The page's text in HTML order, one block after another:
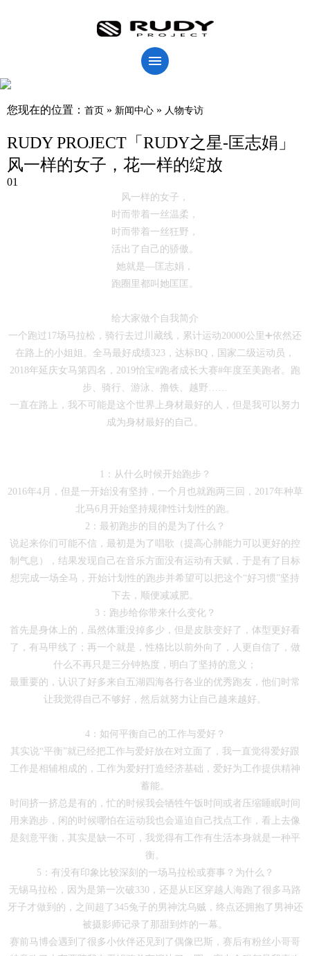
您现在的位置： 首页 » 新闻中心 » 人物专访
RUDY PROJECT「RUDY之星-匡志娟」
风一样的女子，花一样的绽放
01
风一样的女子，
时而带着一丝温柔，
时而带着一丝狂野，
活出了自己的骄傲。
她就是—匡志娟，
跑圈里都叫她匡匡。
给大家做个自我简介
一个跑过17场马拉松，骑行去过川藏线，累计运动20000公里➕依然还
在路上的小姐姐。全马最好成绩323，达标BQ，国家二级运动员，
2018年延庆女马第四名，2019怡宝#跑者成长大赛#年度至美跑者。跑
步、骑行、游泳、撸铁、越野……
一直在路上，我不可能是这个世界上身材最好的人，但是我可以努力
成为身材最好的自己。
1：从什么时候开始跑步？
2016年4月，但是一开始没有坚持，一个月也就跑两三回，2017年种草
北马6月开始坚持规律性计划性的跑。
2：最初跑步的目的是为了什么？
说起来你们可能不信，最初是为了唱歌（提高心肺能力可以更好的控
制气息），结果发现自己在音乐方面没有运动有天赋，于是有了目标
想完成一场全马，开始计划性的跑步并希望可以把这个“好习惯”坚持
下去，顺便减减肥。
3：跑步给你带来什么变化？
首先是身体上的，虽然体重没掉多少，但是皮肤变好了，体型更好看
了，有马甲线了；再一个就是，性格比以前外向了，人更自信了，做
什么不再只是三分钟热度，明白了坚持的意义；
最重要的，认识了好多来自五湖四海各行各业的优秀跑友，他们时常
让我觉得自己不够好，然后就努力让自己越来越好。
4：如何平衡自己的工作与爱好？
其实说“平衡”就已经把工作与爱好放在对立面了，我一直觉得爱好跟
工作是相辅相成的，工作为爱好打造经济基础，爱好为工作提供精神
蓄能。
时间挤一挤总是有的，忙的时候我会牺牲午饭时间或者压缩睡眠时间
用来跑步，闲的时候哪怕在运动我也会逼迫自己找点工作，看上去像
是刻意平衡，其实是缺一不可，我觉得有工作有生活本身就是一种平
衡。
5：有没有印象比较深刻的一场马拉松或赛事？为什么？
无锡马拉松，因为是第一次破330，还是从E区穿越人海跑了很多马路
牙子才做到的，之间超了345兔子的男神沈乌贼，终点还拥抱了男神还
被摄影师记录了那甜到炸的一幕。
赛前马博会遇到了很多小伙伴还见到了偶像巴斯，赛后有粉丝小哥哥